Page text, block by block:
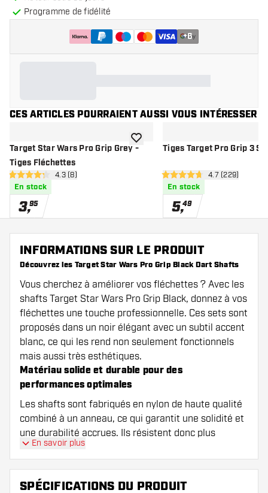
Programme de fidélité
+6
CES ARTICLES POURRAIENT AUSSI VOUS INTÉRESSER
Target Star Wars Pro Grip Grey -
Tiges Fléchettes
ouvrir le panneau des avis
4.3 étoiles de notation
4.3 (8)
En stock
3,95
ajouter à la liste de souhaits
Tiges Target Pro Grip 3
ouvrir le
4.7 étoiles de notation
4.7 (229)
En stock
5,49
INFORMATIONS SUR LE PRODUIT
Découvrez les Target Star Wars Pro Grip Black Dart Shafts
Vous cherchez à améliorer vos fléchettes ? Avec les
shafts Target Star Wars Pro Grip Black, donnez à vos
fléchettes une touche professionnelle. Ces sets sont
proposés dans un noir élégant avec un subtil accent
blanc, ce qui les rend non seulement fonctionnels
mais aussi très esthétiques.
Matériau solide et durable pour des
performances optimales
Les shafts sont fabriqués en nylon de haute qualité
combiné à un anneau, ce qui garantit une solidité et
une durabilité accrues. Ils résistent donc plus
longtemps, même lors de sessions de jeu intensives.
Vous aurez ainsi moins à vous soucier des shafts
endommagés et pourrez vous concentrer
pleinement sur l'amélioration de votre jeu.
En savoir plus
SPÉCIFICATIONS DU PRODUIT